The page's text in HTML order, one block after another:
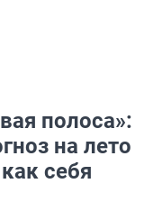
полоса»:
на лето
себя